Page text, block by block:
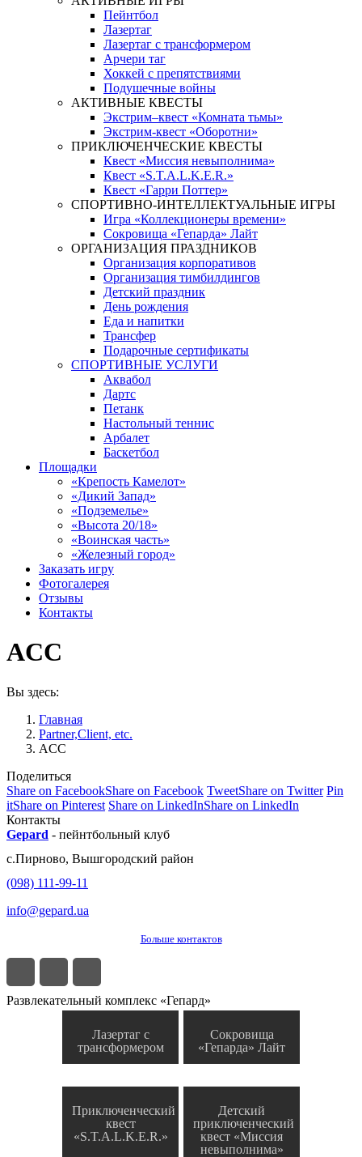
Пейнтбол
Лазертаг
Лазертаг с трансформером
Арчери таг
Хоккей с препятствиями
Подушечные войны
АКТИВНЫЕ КВЕСТЫ
Экстрим–квест «Комната тьмы»
Экстрим-квест «Оборотни»
ПРИКЛЮЧЕНЧЕСКИЕ КВЕСТЫ
Квест «Миссия невыполнима»
Квест «S.T.A.L.K.E.R.»
Квест «Гарри Поттер»
СПОРТИВНО-ИНТЕЛЛЕКТУАЛЬНЫЕ ИГРЫ
Игра «Коллекционеры времени»
Сокровища «Гепарда» Лайт
ОРГАНИЗАЦИЯ ПРАЗДНИКОВ
Организация корпоративов
Организация тимбилдингов
Детский праздник
День рождения
Еда и напитки
Трансфер
Подарочные сертификаты
СПОРТИВНЫЕ УСЛУГИ
Аквабол
Дартс
Петанк
Настольный теннис
Арбалет
Баскетбол
Площадки
«Крепость Камелот»
«Дикий Запад»
«Подземелье»
«Высота 20/18»
«Воинская часть»
«Железный город»
Заказать игру
Фотогалерея
Отзывы
Контакты
ACC
Вы здесь:
Главная
Partner,Client, etc.
ACC
Поделиться
Share on FacebookShare on Facebook TweetShare on Twitter Pin
itShare on Pinterest Share on LinkedInShare on LinkedIn
Контакты
Gepard - пейнтбольный клуб
с.Пирново, Вышгородский район
(098) 111-99-11
info@gepard.ua
Больше контактов
Развлекательный комплекс «Гепард»
Лазертаг с
трансформером
Сокровища
«Гепарда» Лайт
Приключенческий
квест
«S.T.A.L.K.E.R.»
Детский
приключенческий
квест «Миссия
невыполнима»